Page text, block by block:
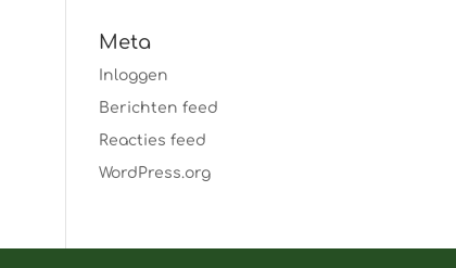
Meta
Inloggen
Berichten feed
Reacties feed
WordPress.org